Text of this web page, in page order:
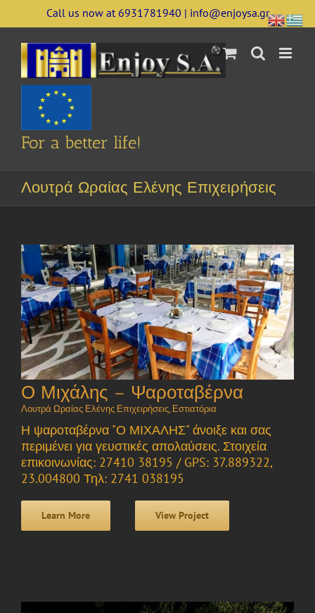
to
content
Call us now at 6931781940 | info@enjoysa.gr
For a better life!
Λουτρά Ωραίας Ελένης Επιχειρήσεις
Ο Μιχάλης – Ψαροταβέρνα
Λουτρά Ωραίας Ελένης Επιχειρήσεις, Εστιατόρια
Η ψαροταβέρνα "Ο ΜΙΧΑΛΗΣ" άνοιξε και σας
περιμένει για γευστικές απολαύσεις. Στοιχεία
επικοινωνίας: 27410 38195 / GPS: 37.889322,
23.004800 Τηλ: 2741 038195
Learn More View Project